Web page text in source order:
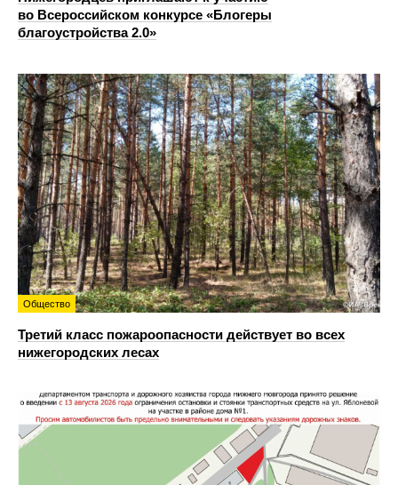
во Всероссийском конкурсе «Блогеры
благоустройства 2.0»
Общество
Третий класс пожароопасности действует во всех
нижегородских лесах